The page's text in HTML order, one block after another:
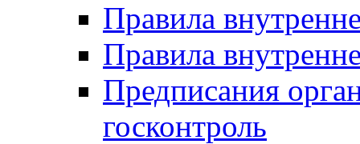
Правила
Правила
Предписания
госконтроль